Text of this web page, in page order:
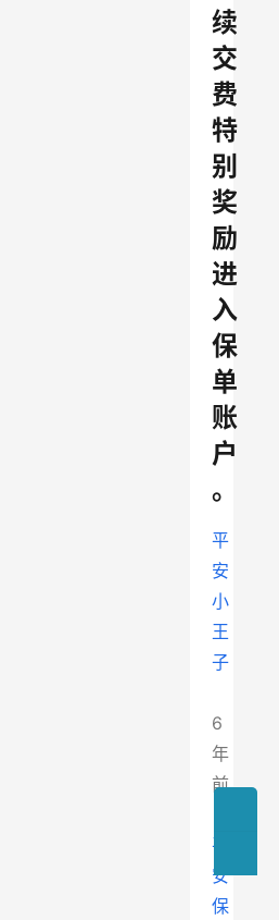
续
交
费
特
别
奖
励
进
入
保
单
账
户
。
平
安
小
王
子
6
年
前
平
安
保